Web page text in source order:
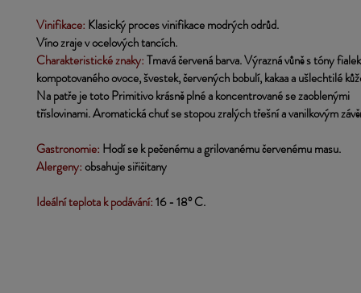
Vinifikace: Klasický proces vinifikace modrých odrůd.
Víno zraje v ocelových tancích.
Charakteristické znaky:Tmavá červená barva. Výrazná vůně s tóny
kompotovaného ovoce, švestek, červených bobulí, kakaa a ušlechtilé
Na patře je toto Primitivo krásně plné a koncentrované se zaoblenými
tříslovinami. Aromatická chuť se stopou zralých třešní a vanilkovým
Gastronomie: Hodí se k pečenému a grilovanému červenému masu.
Alergeny:obsahuje siřičitany
Ideální teplota k podávání: 16 - 18° C.